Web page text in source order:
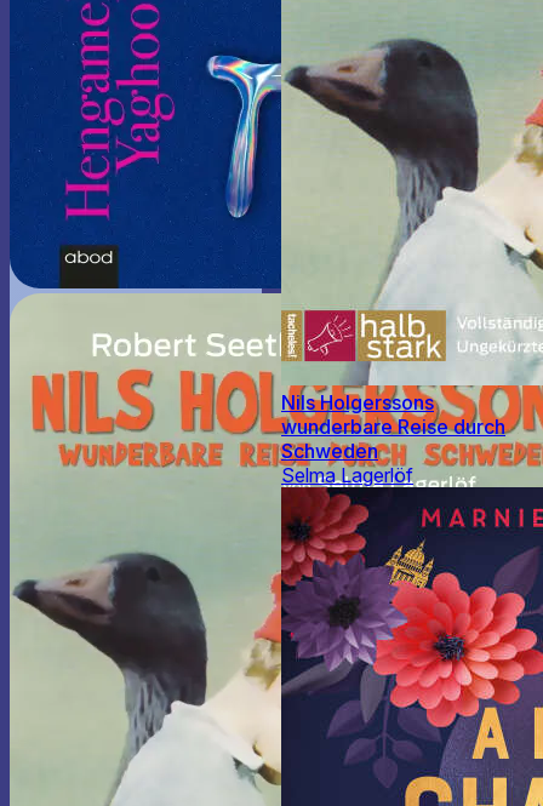
Nils Holgerssons
wunderbare Reise durch
Schweden
Selma Lagerlöf